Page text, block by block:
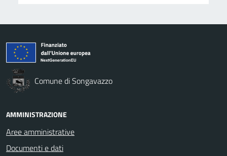
Comune di Songavazzo
AMMINISTRAZIONE
Aree amministrative
Documenti e dati